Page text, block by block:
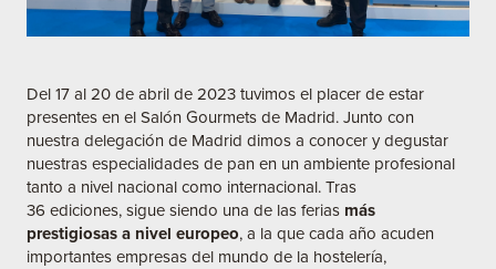
Del 17 al 20 de abril de 2023 tuvimos el placer de estar
presentes en el Salón Gourmets de Madrid. Junto con
nuestra delegación de Madrid dimos a conocer y degustar
nuestras especialidades de pan en un ambiente profesional
tanto a nivel nacional como internacional. Tras
36 ediciones, sigue siendo una de las ferias más
prestigiosas a nivel europeo, a la que cada año acuden
importantes empresas del mundo de la hostelería,